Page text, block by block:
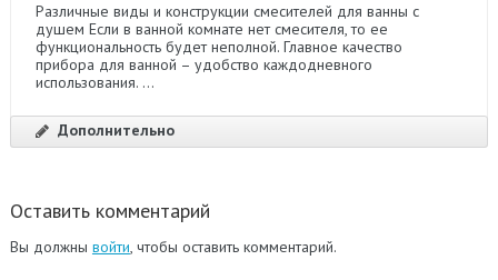
Различные виды и конструкции смесителей для ванны с
душем Если в ванной комнате нет смесителя, то ее
функциональность будет неполной. Главное качество
прибора для ванной – удобство каждодневного
использования. ...
Дополнительно
Оставить комментарий
Вы должны войти , чтобы оставить комментарий.